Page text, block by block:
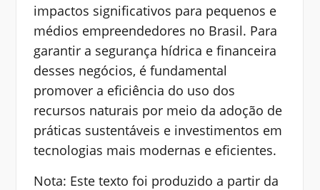
impactos significativos para pequenos e
médios empreendedores no Brasil. Para
garantir a segurança hídrica e financeira
desses negócios, é fundamental
promover a eficiência do uso dos
recursos naturais por meio da adoção de
práticas sustentáveis e investimentos em
tecnologias mais modernas e eficientes.
Nota: Este texto foi produzido a partir da